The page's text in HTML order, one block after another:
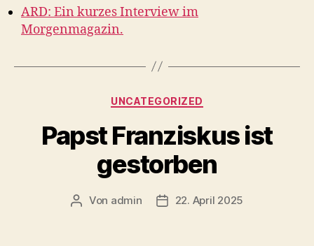
ARD: Ein kurzes Interview im
Morgenmagazin.
Kategorien
UNCATEGORIZED
Papst Franziskus ist
gestorben
Beitragsautor
Von admin Veröffentlichungsdatum
22. April 2025